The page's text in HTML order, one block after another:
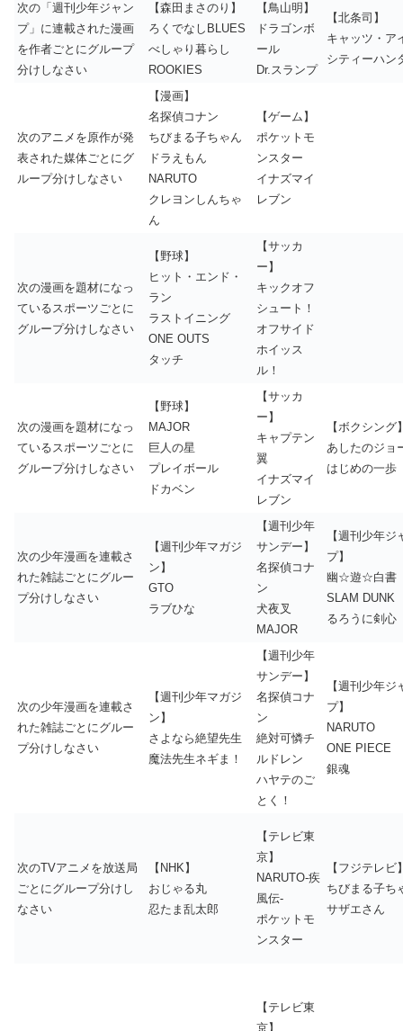
次の「週刊少年ジャン
プ」に連載された漫画
を作者ごとにグループ
分けしなさい
【森田まさのり】
ろくでなしBLUES
べしゃり暮らし
ROOKIES
【鳥山明】
ドラゴンボ
ール
Dr.スランプ
【北条司】
キャッツ・ア
シティーハン
次のアニメを原作が発
表された媒体ごとにグ
ループ分けしなさい
【漫画】
名探偵コナン
ちびまる子ちゃん
ドラえもん
NARUTO
クレヨンしんちゃ
ん
【ゲーム】
ポケットモ
ンスター
イナズマイ
レブン
次の漫画を題材になっ
ているスポーツごとに
グループ分けしなさい
【野球】
ヒット・エンド・
ラン
ラストイニング
ONE OUTS
タッチ
【サッカ
ー】
キックオフ
シュート！
オフサイド
ホイッス
ル！
次の漫画を題材になっ
ているスポーツごとに
グループ分けしなさい
【野球】
MAJOR
巨人の星
プレイボール
ドカベン
【サッカ
ー】
キャプテン
翼
イナズマイ
レブン
【ボクシング
あしたのジョ
はじめの一歩
次の少年漫画を連載さ
れた雑誌ごとにグルー
プ分けしなさい
【週刊少年マガジ
ン】
GTO
ラブひな
【週刊少年
サンデー】
名探偵コナ
ン
犬夜叉
MAJOR
【週刊少年ジ
プ】
幽☆遊☆白書
SLAM DUNK
るろうに剣心
次の少年漫画を連載さ
れた雑誌ごとにグルー
プ分けしなさい
【週刊少年マガジ
ン】
さよなら絶望先生
魔法先生ネギま！
【週刊少年
サンデー】
名探偵コナ
ン
絶対可憐チ
ルドレン
ハヤテのご
とく！
【週刊少年ジ
プ】
NARUTO
ONE PIECE
銀魂
次のTVアニメを放送局
ごとにグループ分けし
なさい
【NHK】
おじゃる丸
忍たま乱太郎
【テレビ東
京】
NARUTO-疾
風伝-
ポケットモ
ンスター
【フジテレビ
ちびまる子ち
サザエさん
【テレビ東
京】